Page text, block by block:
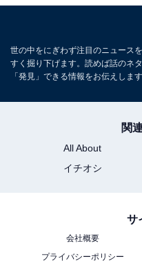
世の中をにぎわず注目のニュース
すく掘り下げます。読めば話のネ
「発見」できる情報をお伝えします
関
All About
イチオシ
サ
会社概要
プライバシーポリシー